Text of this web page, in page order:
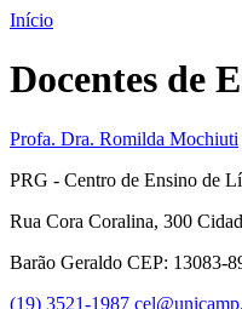
Início
Docentes de
Profa. Dra. Romilda Mochiuti
PRG - Centro de Ensino de
Rua Cora Coralina, 300
Barão Geraldo CEP: 13083-
(19) 3521-1987